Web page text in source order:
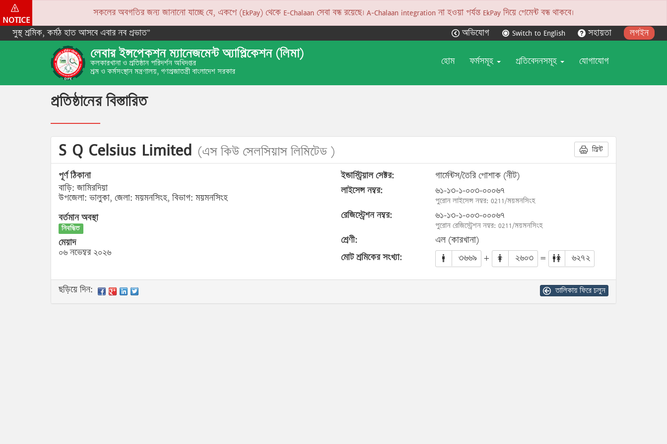
NOTICE
সকলের অবগতির জন্য জানানো যাচ্ছে যে, একপে (EkPay) থেকে E-Chalaan সেবা বন্ধ রয়েছে। A-Chalaan integration না হওয়া পর্যন্ত EkPay দিয়ে পেমেন্ট বন্ধ থাকবে।
সুস্থ শ্রমিক, কর্মঠ হাত আসবে এবার নব প্রভাত”
অভিযোগ Switch to English সহায়তা লগইন
লেবার ইন্সপেকশন ম্যানেজমেন্ট অ্যাপ্লিকেশন (লিমা)
কলকারখানা ও প্রতিষ্ঠান পরিদর্শন অধিদপ্তর
শ্রম ও কর্মসংস্থান মন্ত্রণালয়, গণপ্রজাতন্ত্রী বাংলাদেশ সরকার
হোম ফর্মসমূহ প্রতিবেদনসমূহ যোগাযোগ
প্রতিষ্ঠানের বিস্তারিত
S Q Celsius Limited (এস কিউ সেলসিয়াস লিমিটেড ) প্রিন্ট
পূর্ণ ঠিকানা
বাড়ি: জামিরদিয়া
উপজেলা: ভালুকা, জেলা: ময়মনসিংহ, বিভাগ: ময়মনসিংহ
বর্তমান অবস্থা
নিবন্ধিত
মেয়াদ
০৬ নভেম্বর ২০২৬
ইন্ডাস্ট্রিয়াল সেক্টর:
গার্মেন্টস/তৈরি পোশাক (নীট)
লাইসেন্স নম্বর:
৬১-১৩-১-০০৩-০০০৬৭
পুরোন লাইসেন্স নম্বর: 0211/ময়মনসিংহ
রেজিস্ট্রেশন নম্বর: ৬১-১৩-১-০০৩-০০০৬৭
পুরোন রেজিস্ট্রেশন নম্বর: 0211/ময়মনসিংহ
শ্রেণী:
এল (কারখানা)
মোট শ্রমিকের সংখ্যা:
৩৬৬৯ + ২৬০৩ = ৬২৭২
ছড়িয়ে দিন: তালিকায় ফিরে চলুন